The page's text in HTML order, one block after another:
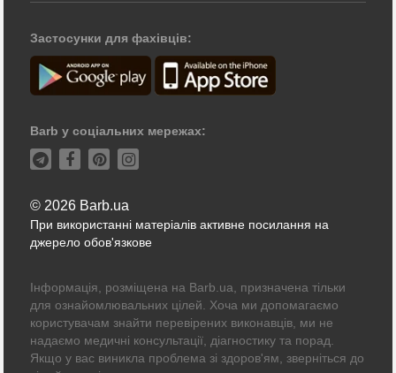
Застосунки для фахівців:
Barb у соціальних мережах:
© 2026 Barb.ua
При використанні матеріалів активне посилання на
джерело обов'язкове
Інформація, розміщена на Barb.ua, призначена тільки
для ознайомлювальних цілей. Хоча ми допомагаємо
користувачам знайти перевірених виконавців, ми не
надаємо медичні консультації, діагностику та порад.
Якщо у вас виникла проблема зі здоров'ям, зверніться до